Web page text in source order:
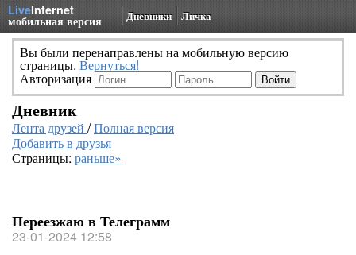
LiveInternet
мобильная версия Дневники Личка
Вы были перенаправлены на мобильную версию
страницы. Вернуться!
Авторизация
Дневник
Лента друзей /Полная версия
Добавить в друзья
Страницы: раньше»
Переезжаю в Телеграмм
23-01-2024 12:58